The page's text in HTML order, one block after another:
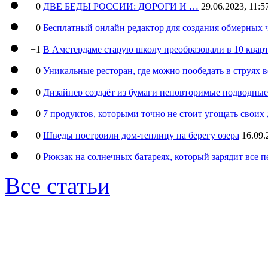
0 ДВЕ БЕДЫ РОССИИ: ДОРОГИ И … 29.06.2023,
0 Бесплатный онлайн редактор для создания обмерных
+1 В Амстердаме старую школу преобразовали в 10
0 Уникальные ресторан, где можно пообедать в струях
0 Дизайнер создаёт из бумаги неповторимые
0 7 продуктов, которыми точно не стоит угощать
0 Шведы построили дом-теплицу на берегу озера
0 Рюкзак на солнечных батареях, который зарядит все
Все статьи